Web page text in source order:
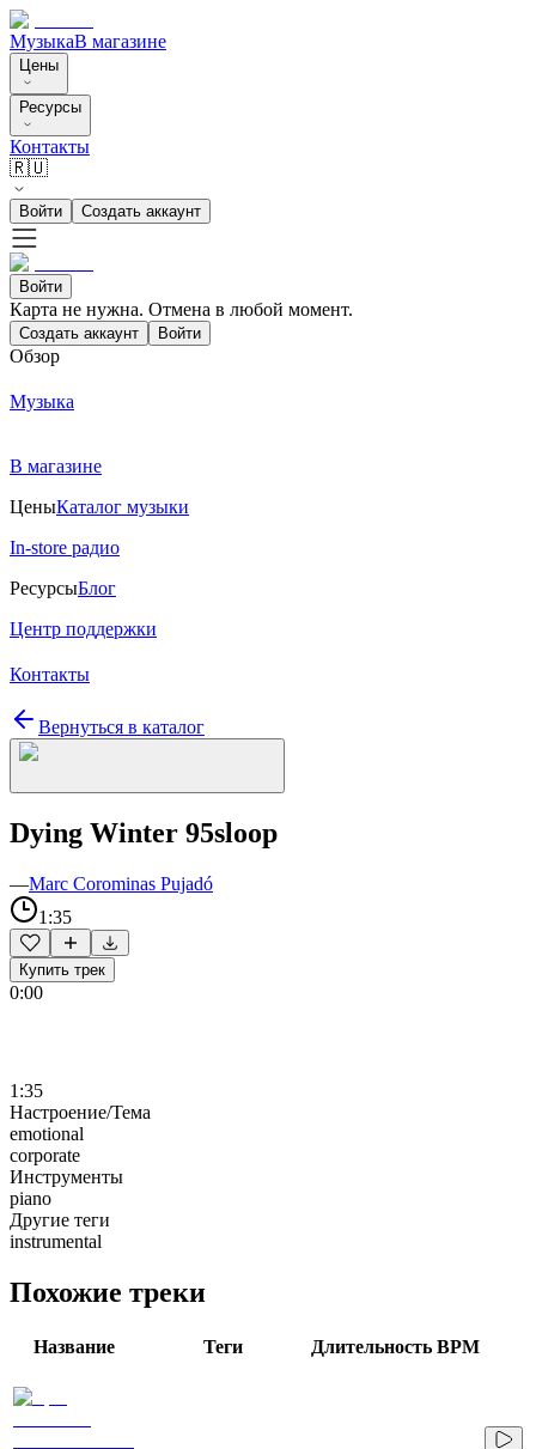
МузыкаВ магазине
Цены
Ресурсы
Контакты
🇷🇺
Войти Создать аккаунт
Войти
Карта не нужна. Отмена в любой момент.
Создать аккаунт Войти
Обзор
Музыка
В магазине
ЦеныКаталог музыки
In-store радио
РесурсыБлог
Центр поддержки
Контакты
Вернуться в каталог
Dying Winter 95sloop
—Marc Corominas Pujadó
1:35
Купить трек
0:00
1:35
Настроение/Тема
emotional
corporate
Инструменты
piano
Другие теги
instrumental
Похожие треки
Название Теги Длительность BPM